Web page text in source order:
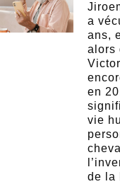
a
ans,
alors
en
vie
de la